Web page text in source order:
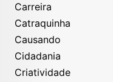
Carreira
Catraquinha
Causando
Cidadania
Criatividade